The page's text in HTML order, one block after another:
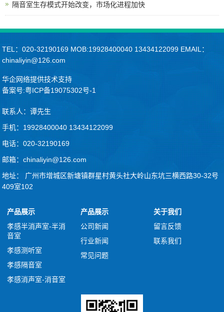
隔音室生存模式开始改变，市场化进程加快
TEL：020-32190169 MOB:19928400040 13434122099 EMAIL：
chinaliyin@126.com
华企网络提供技术支持
备案号:粤ICP备19075302号-1
联系人：谭先生
手机：19928400040 13434122099
电话：020-32190169
邮箱：chinaliyin@126.com
地址： 广州市增城区新塘镇群星村黄头社大岭山东坑三横西路30-32号
409室102
产品展示
孝感半消声室-半消
音室
孝感测听室
孝感隔音室
孝感消声室-消音室
产品展示
公司新闻
行业新闻
常见问题
关于我们
留言反馈
联系我们